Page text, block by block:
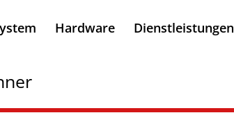
Hardware Dienstleistungen